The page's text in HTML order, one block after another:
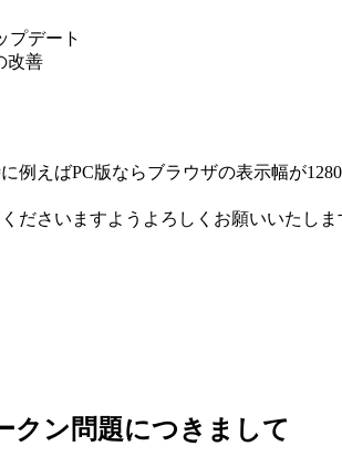
プデート
改善
例えばPC版ならブラウザの表示幅が
ださいますようよろしくお願いいたしま
クン問題につきまして